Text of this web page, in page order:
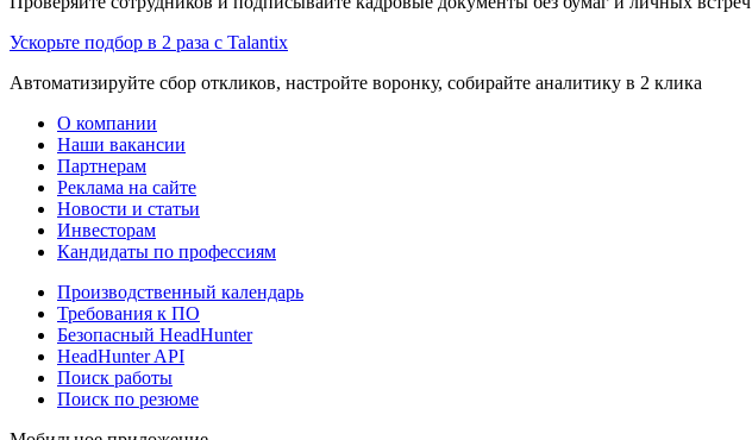
Ускорьте подбор в 2 раза с Talantix
Автоматизируйте сбор откликов, настройте воронку, собирайте аналитику в 2 клика
О компании
Наши вакансии
Партнерам
Реклама на сайте
Новости и статьи
Инвесторам
Кандидаты по профессиям
Производственный календарь
Требования к ПО
Безопасный HeadHunter
HeadHunter API
Поиск работы
Поиск по резюме